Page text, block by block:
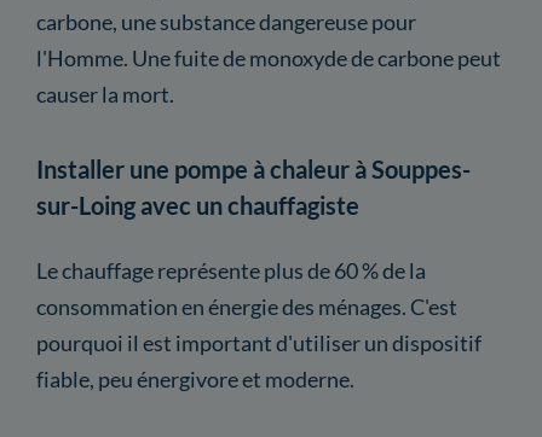
carbone, une substance dangereuse pour
l'Homme. Une fuite de monoxyde de carbone peut
causer la mort.
Installer une pompe à chaleur à Souppes-
sur-Loing avec un chauffagiste
Le chauffage représente plus de 60 % de la
consommation en énergie des ménages. C'est
pourquoi il est important d'utiliser un dispositif
fiable, peu énergivore et moderne.